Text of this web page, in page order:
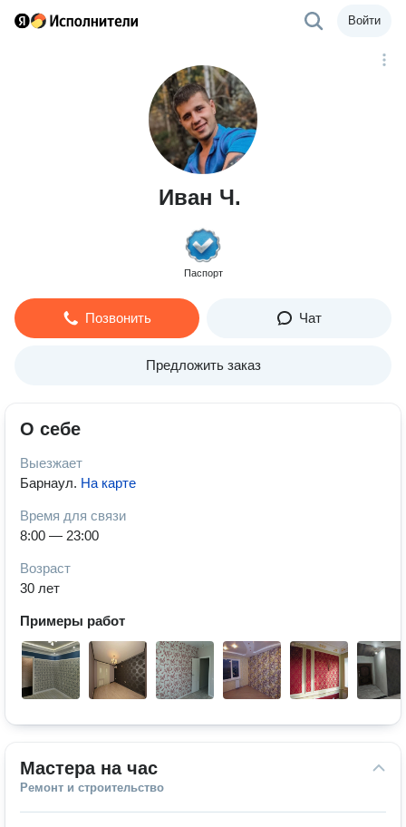
Войти
Иван Ч.
Паспорт
Позвонить Чат
Предложить заказ
О себе
Выезжает
Барнаул. На карте
Время для связи
8:00 — 23:00
Возраст
30 лет
Примеры работ
Мастера на час
Ремонт и строительство